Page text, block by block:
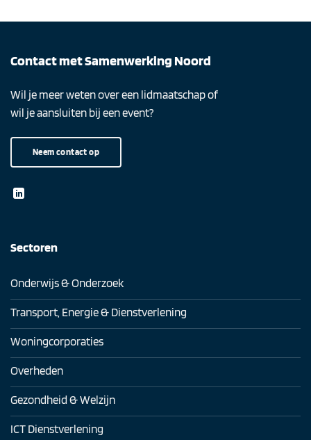
Contact met Samenwerking Noord
Wil je meer weten over een lidmaatschap of
wil je aansluiten bij een event?
Neem contact op
Sectoren
Onderwijs & Onderzoek
Transport, Energie & Dienstverlening
Woningcorporaties
Overheden
Gezondheid & Welzijn
ICT Dienstverlening